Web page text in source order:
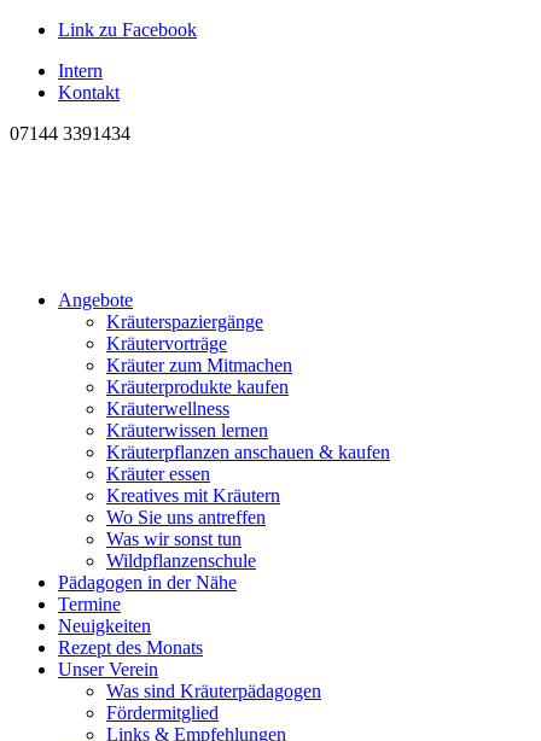
Link zu Facebook
Intern
Kontakt
07144 3391434
Angebote
Kräuterspaziergänge
Kräutervorträge
Kräuter zum Mitmachen
Kräuterprodukte kaufen
Kräuterwellness
Kräuterwissen lernen
Kräuterpflanzen anschauen & kaufen
Kräuter essen
Kreatives mit Kräutern
Wo Sie uns antreffen
Was wir sonst tun
Wildpflanzenschule
Pädagogen in der Nähe
Termine
Neuigkeiten
Rezept des Monats
Unser Verein
Was sind Kräuterpädagogen
Fördermitglied
Links & Empfehlungen